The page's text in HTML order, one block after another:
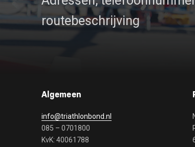
routebeschrijving
Algemeen
info@triathlonbond.nl
085 – 0701800
KvK: 40061788